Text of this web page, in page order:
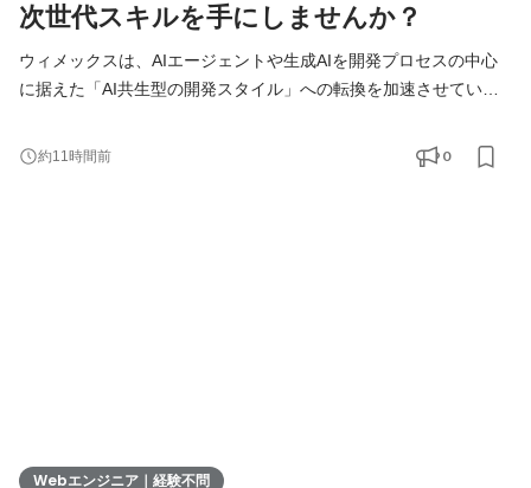
次世代スキルを手にしませんか？
ウィメックスは、AIエージェントや生成AIを開発プロセスの中心
に据えた「AI共生型の開発スタイル」への転換を加速させていま
極的に募集しています。 AIを相棒に、圧倒的なスピードと品質を
実現し、最先端の技術を使いこなすエンジニアへ成長したい方を
約11時間前 0
Webエンジニア｜経験不問